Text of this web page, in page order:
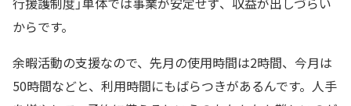
からです。
余暇活動の支援なので、先月の使用時間は2時間、今月は
50時間などと、利用時間にもばらつきがあるんです。人手